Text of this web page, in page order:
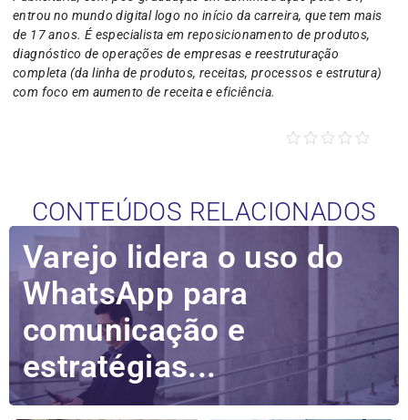
entrou no mundo digital logo no início da carreira, que tem mais
de 17 anos. É especialista em reposicionamento de produtos,
diagnóstico de operações de empresas e reestruturação
completa (da linha de produtos, receitas, processos e estrutura)
com foco em aumento de receita e eficiência.
CONTEÚDOS RELACIONADOS
Varejo lidera o uso do
WhatsApp para
comunicação e
estratégias...